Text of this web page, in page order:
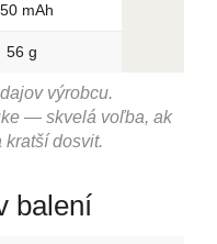
mAh
56 g
výrobcu.
— skvelá voľba, ak
kratší dosvit.
balení